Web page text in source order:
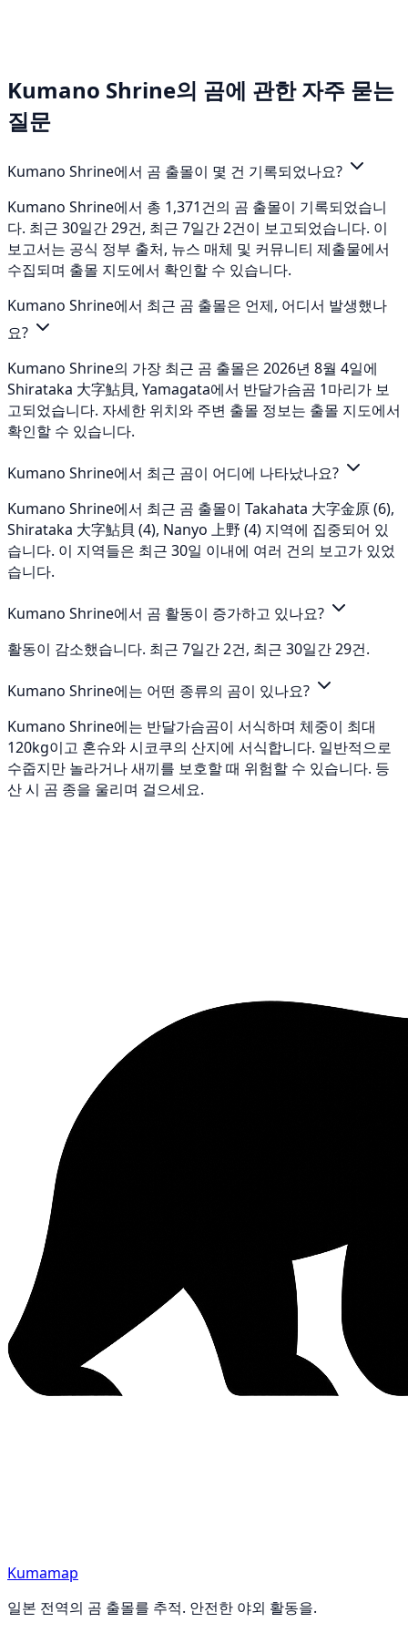
Kumano Shrine의 곰에 관한 자주 묻는
질문
Kumano Shrine에서 곰 출몰이 몇 건 기록되었나요?
Kumano Shrine에서 총 1,371건의 곰 출몰이 기록되었습니
다. 최근 30일간 29건, 최근 7일간 2건이 보고되었습니다. 이
보고서는 공식 정부 출처, 뉴스 매체 및 커뮤니티 제출물에서
수집되며 출몰 지도에서 확인할 수 있습니다.
Kumano Shrine에서 최근 곰 출몰은 언제, 어디서 발생했나
요?
Kumano Shrine의 가장 최근 곰 출몰은 2026년 8월 4일에
Shirataka 大字鮎貝, Yamagata에서 반달가슴곰 1마리가 보
고되었습니다. 자세한 위치와 주변 출몰 정보는 출몰 지도에서
확인할 수 있습니다.
Kumano Shrine에서 최근 곰이 어디에 나타났나요?
Kumano Shrine에서 최근 곰 출몰이 Takahata 大字金原 (6),
Shirataka 大字鮎貝 (4), Nanyo 上野 (4) 지역에 집중되어 있
습니다. 이 지역들은 최근 30일 이내에 여러 건의 보고가 있었
습니다.
Kumano Shrine에서 곰 활동이 증가하고 있나요?
활동이 감소했습니다. 최근 7일간 2건, 최근 30일간 29건.
Kumano Shrine에는 어떤 종류의 곰이 있나요?
Kumano Shrine에는 반달가슴곰이 서식하며 체중이 최대
120kg이고 혼슈와 시코쿠의 산지에 서식합니다. 일반적으로
수줍지만 놀라거나 새끼를 보호할 때 위험할 수 있습니다. 등
산 시 곰 종을 울리며 걸으세요.
Kumamap
일본 전역의 곰 출몰를 추적. 안전한 야외 활동을.